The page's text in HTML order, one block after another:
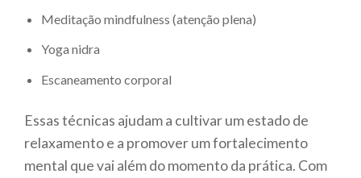
Meditação mindfulness (atenção plena)
Yoga nidra
Escaneamento corporal
Essas técnicas ajudam a cultivar um estado de
relaxamento e a promover um fortalecimento
mental que vai além do momento da prática. Com